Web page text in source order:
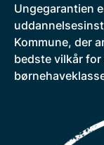
Ungegarantien
Kommune, der
bedste vilkår for